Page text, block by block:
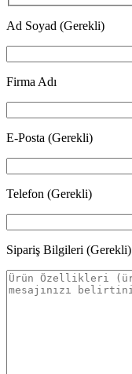
Ad Soyad (Gerekli)
Firma Adı
E-Posta (Gerekli)
Telefon (Gerekli)
Sipariş Bilgileri (Gerekli)